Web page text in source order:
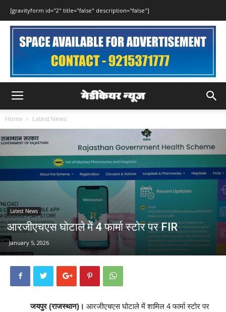
[gravityform id="2" title="false" description="false"]
Home Latest News
Latest News
आरजीएचएस घोटाले में 4 फार्मा स्टोर पर FIR
January 5, 2026
जयपुर (राजस्थान)। आरजीएचएस घोटाले में शामिल 4 फार्मा स्टोर पर